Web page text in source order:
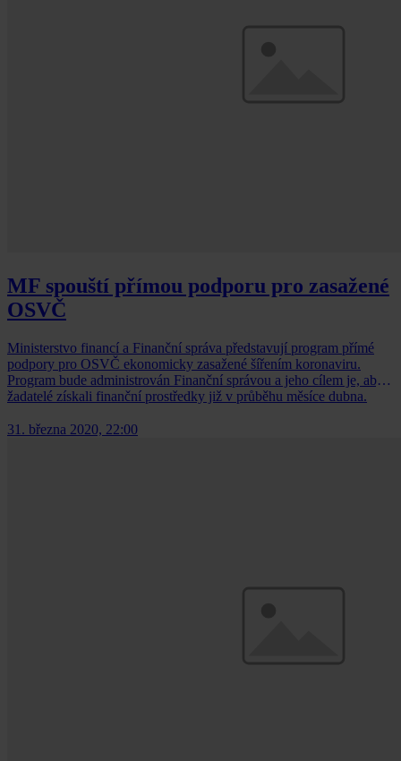
MF spouští přímou podporu pro zasažené
OSVČ
Ministerstvo financí a Finanční správa představují program přímé
podpory pro OSVČ ekonomicky zasažené šířením koronaviru.
Program bude administrován Finanční správou a jeho cílem je, aby
žadatelé získali finanční prostředky již v průběhu měsíce dubna.
31. března 2020, 22:00